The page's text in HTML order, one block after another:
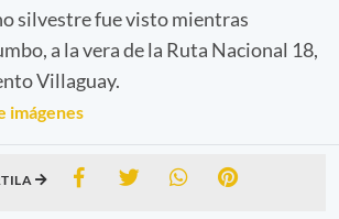
silvestre fue visto mientras
a la vera de la Ruta Nacional 18,
Villaguay.
imágenes